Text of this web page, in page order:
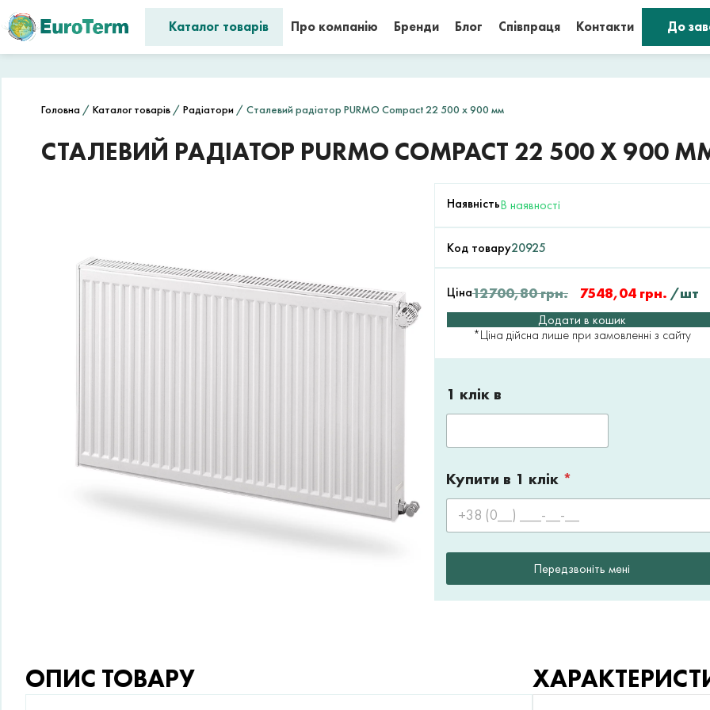
Каталог товарів Про компанію Бренди Блог Співпраця Контакти До
Головна / Каталог товарів / Радіатори / Сталевий радіатор PURMO Compact 22 500 x 900 мм
СТАЛЕВИЙ РАДІАТОР PURMO COMPACT 22 500 X 900
НаявністьВ наявності
Код товару20925
Ціна12700,80грн. 7548,04 грн. /шт
Додати в кошик
*Ціна дійсна лише при замовленні з сайту
1 клік в
Купити в 1 клік *
Передзвоніть мені
ОПИС ТОВАРУ